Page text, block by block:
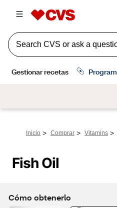
Inicio > Comprar > Vitamins >
Fish Oil
Cómo obtenerlo